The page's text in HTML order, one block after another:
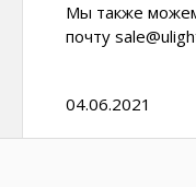
Мы также
почту
04.06.2021